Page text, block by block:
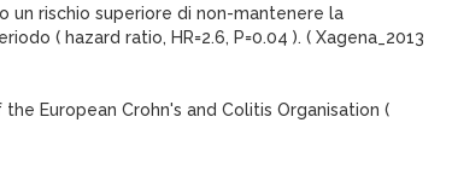
un rischio superiore di non-mantenere la
( hazard ratio, HR=2.6, P=0.04 ). ( Xagena_2013
European Crohn's and Colitis Organisation (